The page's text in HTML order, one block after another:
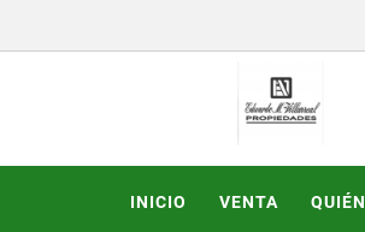
INICIO VENTA